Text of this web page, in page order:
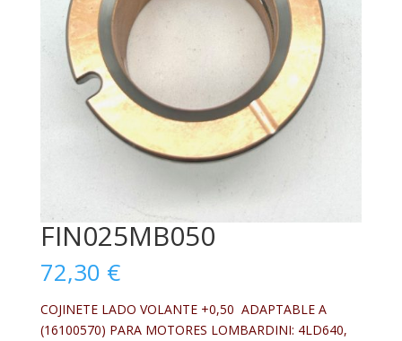
FIN025MB050
72,30 €
COJINETE LADO VOLANTE +0,50 ADAPTABLE A
(16100570) PARA MOTORES LOMBARDINI: 4LD640,